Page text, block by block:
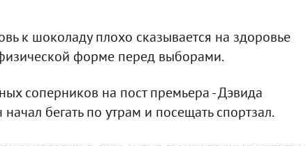
к шоколаду плохо сказывается на здоровье
форме перед выборами.
соперников на пост премьера - Дэвида
бегать по утрам и посещать спортзал.